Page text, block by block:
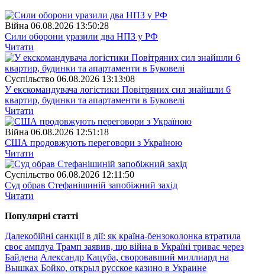
Війна 06.08.2026 13:50:28
Сили оборони уразили два НПЗ у РФ
Читати
Суспiльство 06.08.2026 13:13:08
У екскомандувача логістики Повітряних сил знайшли 6
квартир, будинки та апартаменти в Буковелі
Читати
Війна 06.08.2026 12:51:18
США продовжують переговори з Україною
Читати
Суспiльство 06.08.2026 12:11:50
Суд обрав Стефанішиній запобіжний захід
Читати
Популярнi статтi
Далекобійні санкції в дії: як країна-бензоколонка втратила
своє амплуа Трамп заявив, що війна в Україні триває через
Байдена Александр Кацуба, своровавший миллиард на
Вышках Бойко, открыл русское казино в Украине